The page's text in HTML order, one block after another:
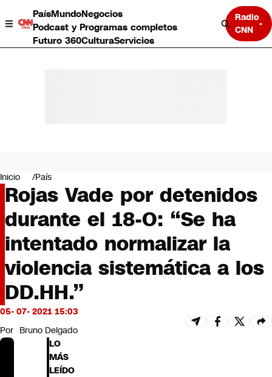
PaísMundoNegocios
Podcast y Programas completos
Futuro 360CulturaServicios
Radio
CNN
Negocios
Deportes
Programas completos
Cultura
Servicios
Bits
CNN tiempo
Futuro 360
Opinión
Inicio País
Rojas Vade por detenidos
durante el 18-O: “Se ha
intentado normalizar la
violencia sistemática a los
DD.HH.”
05- 07- 2021 15:03
Por Bruno Delgado
LO
MÁS
LEÍDO